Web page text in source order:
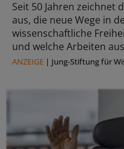
Seit 50 Jahren zeichnet
aus, die neue Wege in
wissenschaftliche
und welche Arbeiten
ANZEIGE | Jung-Stiftung für